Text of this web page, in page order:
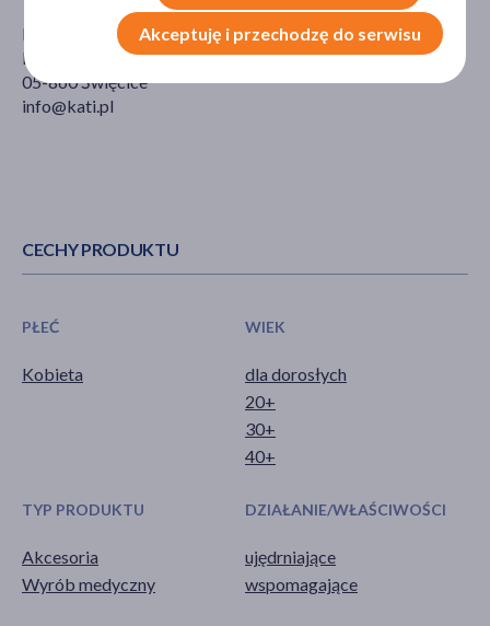
Kati
Poznańska 553 C
05-860 Święcice
info@kati.pl
CECHY PRODUKTU
PŁEĆ
Kobieta
WIEK
dla dorosłych
20+
30+
40+
TYP PRODUKTU
Akcesoria
Wyrób medyczny
DZIAŁANIE/WŁAŚCIWOŚCI
ujędrniające
wspomagające
Akceptuję i przechodzę do serwisu